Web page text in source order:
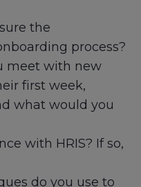
the
process?
meet with new
first week,
what would you
with HRIS? If so,
do you use to